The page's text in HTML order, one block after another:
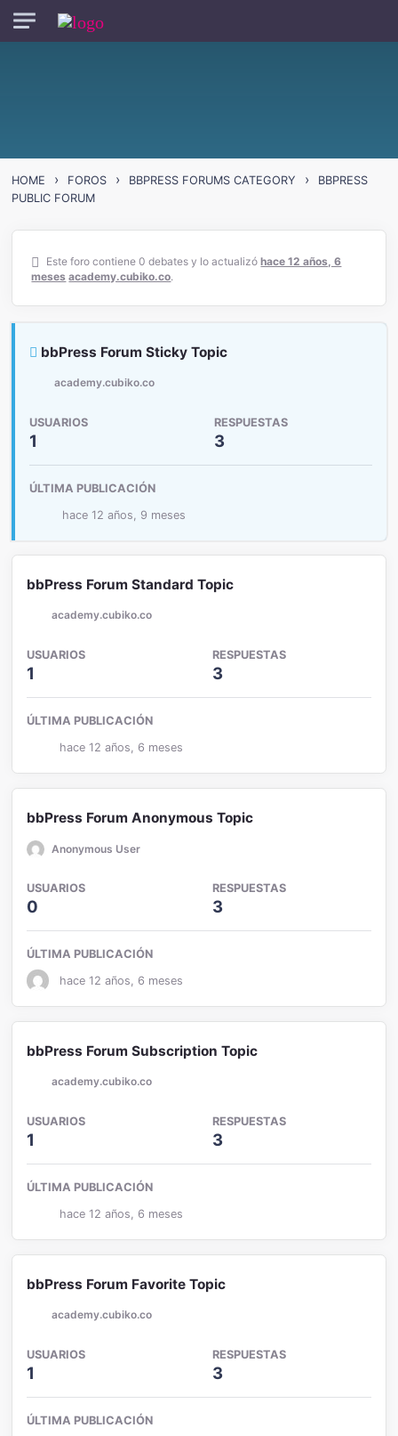
Skip to main content
HOME › FOROS › BBPRESS FORUMS CATEGORY ›
BBPRESS
PUBLIC FORUM
Este foro contiene 0 debates y lo actualizóhace 12 años, 6
meses academy.cubiko.co.
bbPress Forum Sticky Topic
academy.cubiko.co
USUARIOS
1
RESPUESTAS
3
ÚLTIMA PUBLICACIÓN
hace 12 años, 9 meses
bbPress Forum Standard Topic
academy.cubiko.co
USUARIOS
1
RESPUESTAS
3
ÚLTIMA PUBLICACIÓN
hace 12 años, 6 meses
bbPress Forum Anonymous Topic
Anonymous User
USUARIOS
0
RESPUESTAS
3
ÚLTIMA PUBLICACIÓN
hace 12 años, 6 meses
bbPress Forum Subscription Topic
academy.cubiko.co
USUARIOS
1
RESPUESTAS
3
ÚLTIMA PUBLICACIÓN
hace 12 años, 6 meses
bbPress Forum Favorite Topic
academy.cubiko.co
USUARIOS
1
RESPUESTAS
3
ÚLTIMA PUBLICACIÓN